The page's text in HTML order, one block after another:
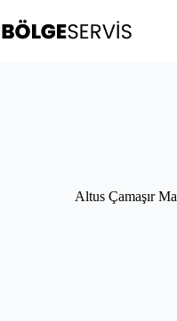
to
content
Altus Çamaşır